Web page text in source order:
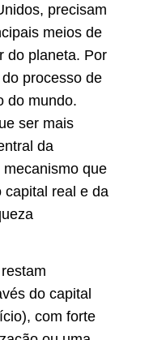
precisam
meios de
do planeta. Por
processo de
do mundo.
ser mais
da
que
capital real e da
do capital
com forte